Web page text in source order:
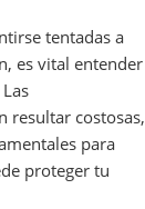
tentadas a
es vital entender
resultar costosas,
para
proteger tu